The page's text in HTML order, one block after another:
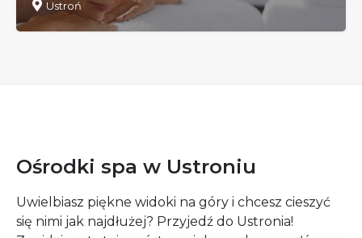
Ustroń
Ośrodki spa w Ustroniu
Uwielbiasz piękne widoki na góry i chcesz cieszyć
się nimi jak najdłużej? Przyjedź do Ustronia!